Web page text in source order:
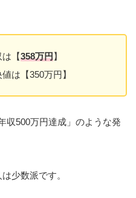
【358万円】
は【350万円】
収500万円達成」のような発
少数派です。